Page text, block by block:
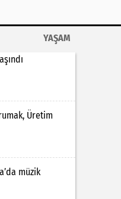
YAŞAM
Üretim
müzik